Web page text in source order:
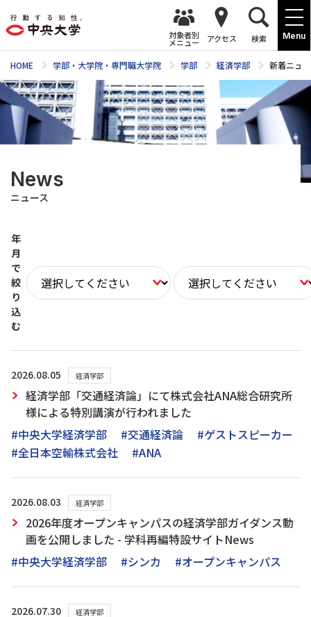
Menu
対象者別
メニュー アクセス 検索
HOME 学部・大学院・専門職大学院 学部 経済学部 新着ニュ
News
ニュース
年
月
で
絞
り
込
む
2026.08.05 経済学部
経済学部「交通経済論」にて株式会社ANA総合研究所
様による特別講演が行われました
#中央大学経済学部
#交通経済論
#ゲストスピーカー
#全日本空輸株式会社
#ANA
2026.08.03 経済学部
2026年度オープンキャンパスの経済学部ガイダンス動
画を公開しました - 学科再編特設サイトNews
#中央大学経済学部
#シンカ #オープンキャンパス
2026.07.30 経済学部